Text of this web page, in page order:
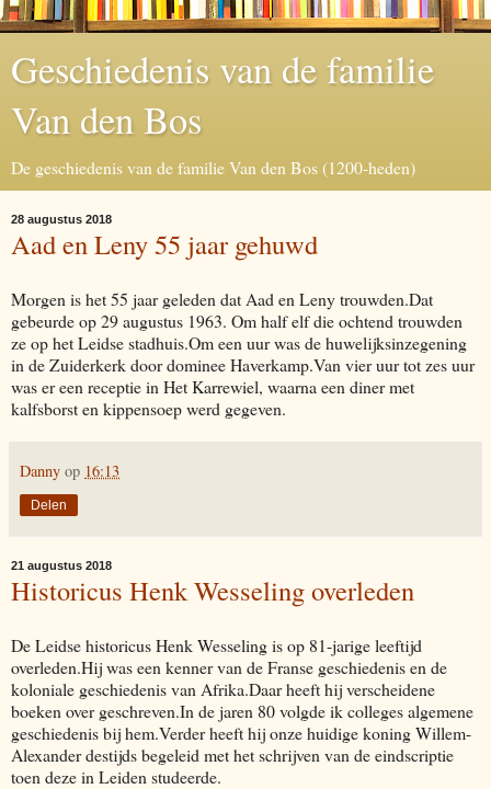
Geschiedenis van de familie
Van den Bos
De geschiedenis van de familie Van den Bos (1200-heden)
28 augustus 2018
Aad en Leny 55 jaar gehuwd
Morgen is het 55 jaar geleden dat Aad en Leny trouwden.Dat
gebeurde op 29 augustus 1963. Om half elf die ochtend trouwden
ze op het Leidse stadhuis.Om een uur was de huwelijksinzegening
in de Zuiderkerk door dominee Haverkamp.Van vier uur tot zes uur
was er een receptie in Het Karrewiel, waarna een diner met
kalfsborst en kippensoep werd gegeven.
Danny op 16:13
Delen
21 augustus 2018
Historicus Henk Wesseling overleden
De Leidse historicus Henk Wesseling is op 81-jarige leeftijd
overleden.Hij was een kenner van de Franse geschiedenis en de
koloniale geschiedenis van Afrika.Daar heeft hij verscheidene
boeken over geschreven.In de jaren 80 volgde ik colleges algemene
geschiedenis bij hem.Verder heeft hij onze huidige koning Willem-
Alexander destijds begeleid met het schrijven van de eindscriptie
toen deze in Leiden studeerde.